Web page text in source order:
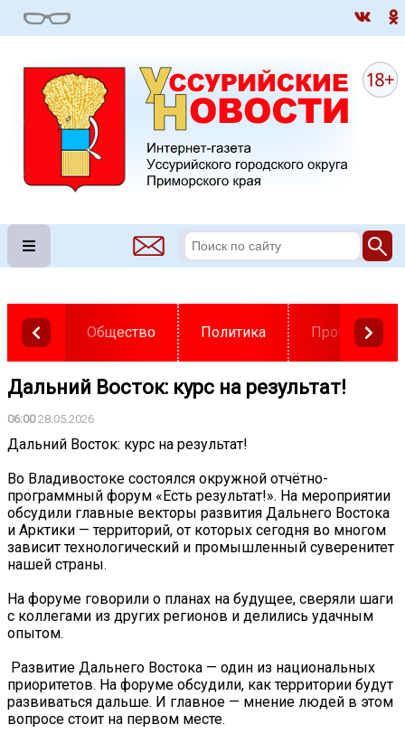
Общество Политика
Дальний Восток: курс на результат!
06:0028.05.2026
Дальний Восток: курс на результат!
Во Владивостоке состоялся окружной отчётно-
программный форум «Есть результат!». На мероприятии
обсудили главные векторы развития Дальнего Востока
и Арктики — территорий, от которых сегодня во многом
зависит технологический и промышленный суверенитет
нашей страны.
На форуме говорили о планах на будущее, сверяли шаги
с коллегами из других регионов и делились удачным
опытом.
️ Развитие Дальнего Востока — один из национальных
приоритетов. На форуме обсудили, как территории будут
развиваться дальше. И главное — мнение людей в этом
вопросе стоит на первом месте.